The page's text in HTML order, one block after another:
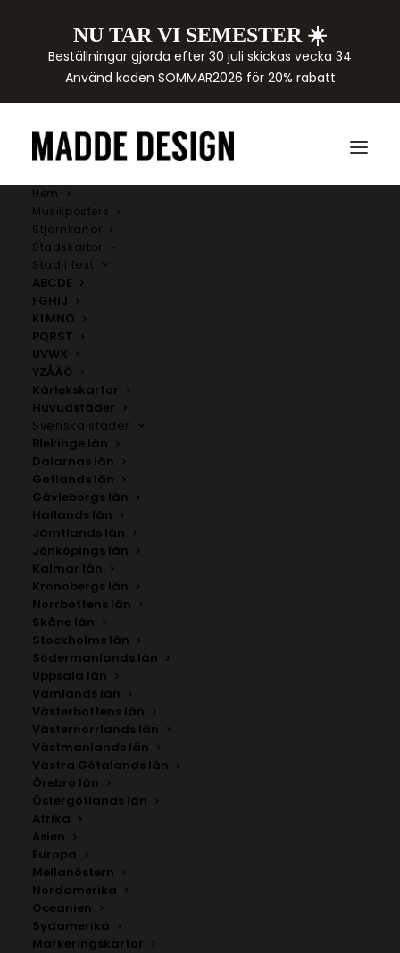
NU TAR VI SEMESTER ☀️
Beställningar gjorda efter 30 juli skickas vecka 34
Använd koden SOMMAR2026 för 20% rabatt
Hem
Musikposters
Stjärnkartor
Stadskartor
Stad i text
ABCDE
FGHIJ
KLMNO
PQRST
UVWX
YZÅÄÖ
Kärlekskartor
Huvudstäder
Svenska städer
Blekinge län
Dalarnas län
Gotlands län
Gävleborgs län
Hallands län
Jämtlands län
Jönköpings län
Kalmar län
Kronobergs län
Norrbottens län
Skåne län
Stockholms län
Södermanlands län
Uppsala län
Vämlands län
Västerbottens län
Västernorrlands län
Västmanlands län
Västra Götalands län
Örebro län
Östergötlands län
Afrika
Asien
Europa
Mellanöstern
Nordamerika
Oceanien
Sydamerika
Markeringskartor
Här hittar du handritade kartor över städer i Nigeria.
Om du inte hittar staden som du letar efter kan du
SÖK AFFISCHER
Sök
efter: